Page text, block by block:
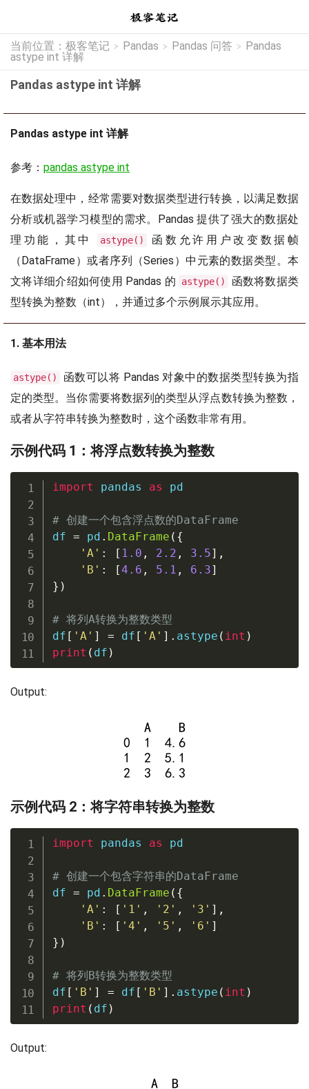
当前位置： 极客笔记 > Pandas > Pandas 问答 > Pandas
astype int 详解
Pandas astype int 详解
Pandas astype int 详解
参考： pandas astype int
在数据处理中，经常需要对数据类型进行转换，以满足数据
分析或机器学习模型的需求。Pandas 提供了强大的数据处
理功能，其中
astype()
函数允许用户改变数据帧
（DataFrame）或者序列（Series）中元素的数据类型。本
文将详细介绍如何使用 Pandas 的
astype()
函数将数据类
型转换为整数（int），并通过多个示例展示其应用。
1. 基本用法
astype()
函数可以将 Pandas 对象中的数据类型转换为指
定的类型。当你需要将数据列的类型从浮点数转换为整数，
或者从字符串转换为整数时，这个函数非常有用。
示例代码 1：将浮点数转换为整数
import pandas as pd
# 创建一个包含浮点数的DataFrame
df = pd . DataFrame ( {
'A' : [ 1.0 , 2.2 , 3.5] ,
'B' : [4.6 , 5.1 , 6.3]
} )
# 将列A转换为整数类型
df [ 'A' ] = df [ 'A' ] . astype ( int )
print ( df )
Output:
示例代码 2：将字符串转换为整数
import pandas as pd
# 创建一个包含字符串的DataFrame
df = pd . DataFrame ( {
'A' : [ '1' , '2' , '3' ] ,
'B' : [ '4' , '5' , '6' ]
} )
# 将列B转换为整数类型
df [ 'B' ] = df [ 'B' ] . astype ( int )
print ( df )
Output: